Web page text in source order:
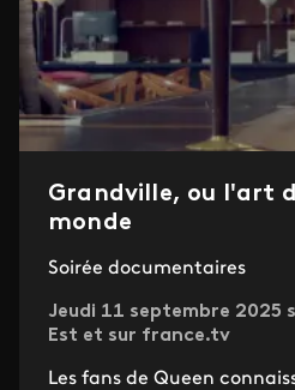
Grandville, ou l'art
monde
Soirée documentaires
Jeudi 11 septembre 2025
Est et sur france.tv
Les fans de Queen